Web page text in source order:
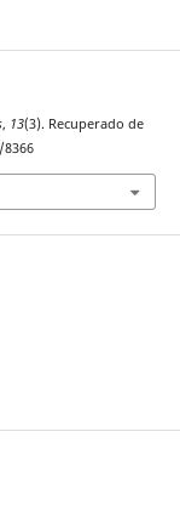
, 13(3). Recuperado de